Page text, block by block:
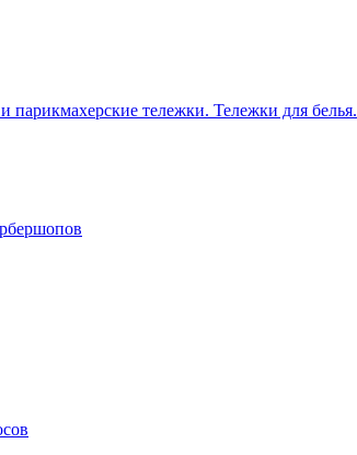
тележки. Тележки для белья.